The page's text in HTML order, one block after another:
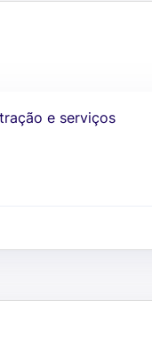
e serviços